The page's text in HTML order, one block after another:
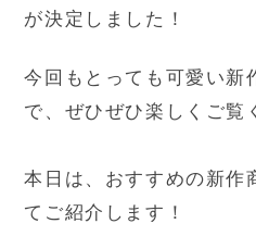
が決定しました！
今回もとっても可愛い新
で、ぜひぜひ楽しくご
本日は、おすすめの新作
てご紹介します！